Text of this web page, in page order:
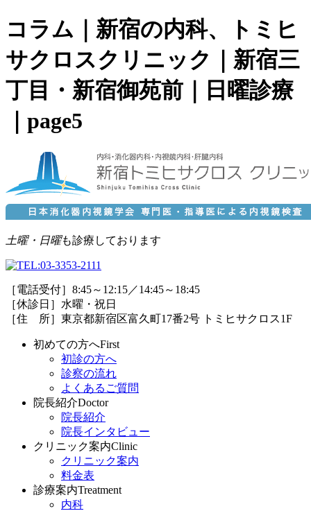
コラム｜新宿の内科、トミヒ
サクロスクリニック｜新宿三
丁目・新宿御苑前｜日曜診療
｜page5
土曜・日曜も診療しております
［電話受付］8:45～12:15／14:45～18:45
［休診日］水曜・祝日
［住 所］東京都新宿区富久町17番2号 トミヒサクロス1F
初めての方へFirst
初診の方へ
診察の流れ
よくあるご質問
院長紹介Doctor
院長紹介
院長インタビュー
クリニック案内Clinic
クリニック案内
料金表
診療案内Treatment
内科